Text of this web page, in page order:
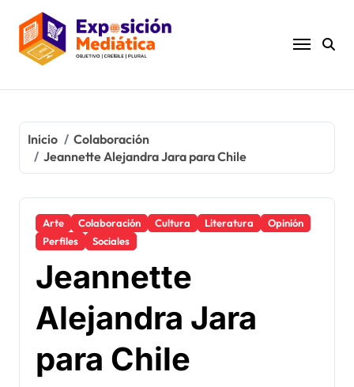
contenido
Inicio
Colaboración
Jeannette Alejandra Jara para Chile
Arte Colaboración Cultura Literatura
Opinión
Perfiles
Sociales
Jeannette
Alejandra Jara
para Chile